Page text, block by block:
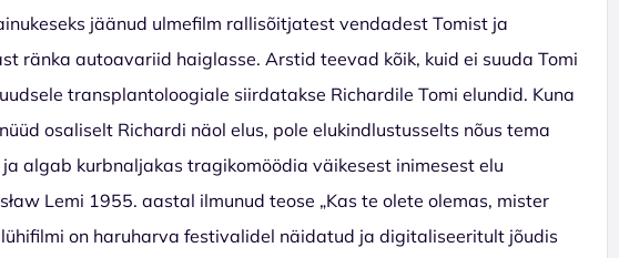
jäänud ulmefilm rallisõitjatest vendadest Tomist ja
ränka autoavariid haiglasse. Arstid teevad kõik, kuid ei suuda Tomi
transplantoloogiale siirdatakse Richardile Tomi elundid. Kuna
osaliselt Richardi näol elus, pole elukindlustusselts nõus tema
algab kurbnaljakas tragikomöödia väikesest inimesest elu
Lemi 1955. aastal ilmunud teose „Kas te olete olemas, mister
on haruharva festivalidel näidatud ja digitaliseeritult jõudis